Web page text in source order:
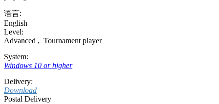
语言:
English
Level:
Advanced , Tournament player
System:
Windows 10 or higher
Delivery:
Download
Postal Delivery